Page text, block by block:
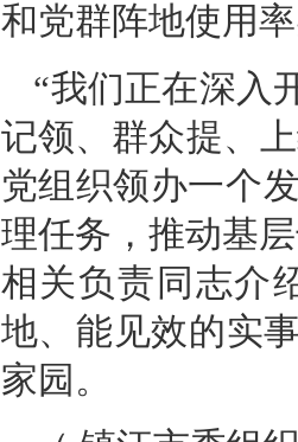
和党群阵地使用
“我们正在深入
记领、群众提、
党组织领办一个
理任务，推动基
相关负责同志介
地、能见效的实
家园。